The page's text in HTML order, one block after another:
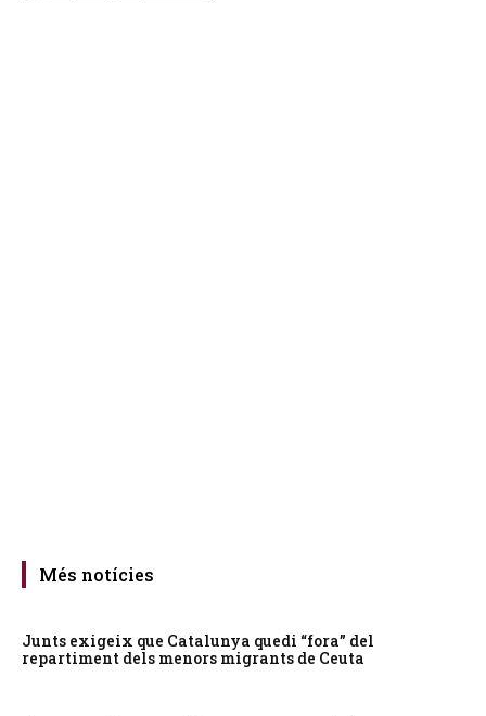
Més notícies
Junts exigeix que Catalunya quedi “fora” del
repartiment dels menors migrants de Ceuta